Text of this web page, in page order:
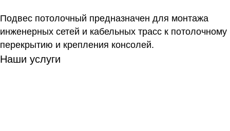
Подвес потолочный предназначен для монтажа
инженерных сетей и кабельных трасс к потолочному
перекрытию и крепления консолей.
Наши услуги